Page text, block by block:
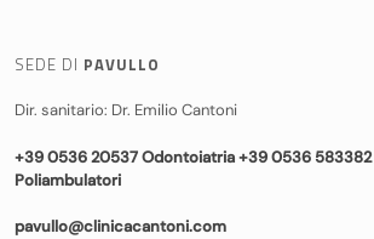
SEDE DI PAVULLO
Dir. sanitario: Dr. Emilio Cantoni
+39 0536 20537 Odontoiatria +39 0536 583382
Poliambulatori
pavullo@clinicacantoni.com